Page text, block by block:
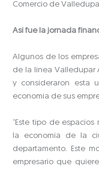
Comercio de
Así fue la jornada
Algunos de los
de la línea Valledupar
y consideraron esta
economía de sus
“Este tipo de
la economía de la
departamento. Este
empresario que